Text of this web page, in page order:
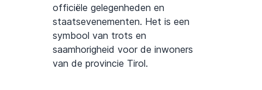
officiële gelegenheden en
staatsevenementen. Het is een
symbool van trots en
saamhorigheid voor de inwoners
van de provincie Tirol.